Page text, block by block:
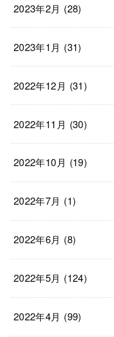
2023年2月 (28)
2023年1月 (31)
2022年12月 (31)
2022年11月 (30)
2022年10月 (19)
2022年7月 (1)
2022年6月 (8)
2022年5月 (124)
2022年4月 (99)